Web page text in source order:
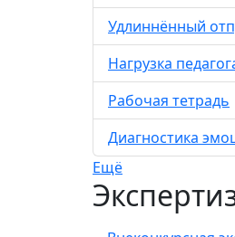
Удлиннённый
Нагрузка
Рабочая тетрадь
Диагностика
Ещё